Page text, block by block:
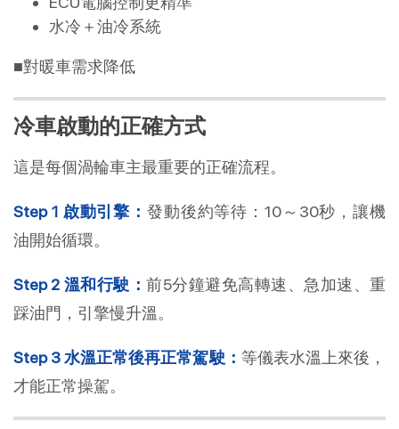
水冷＋油冷系統
■對暖車需求降低
冷車啟動的正確方式
這是每個渦輪車主最重要的正確流程。
Step 1 啟動引擎： 發動後約等待：10～30秒，讓機
油開始循環。
Step 2 溫和行駛：前5分鐘避免高轉速、急加速、重
踩油門，引擎慢升溫。
Step 3 水溫正常後再正常駕駛： 等儀表水溫上來後，
才能正常操駕。